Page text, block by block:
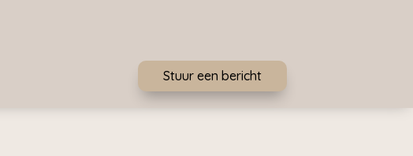
Stuur een bericht